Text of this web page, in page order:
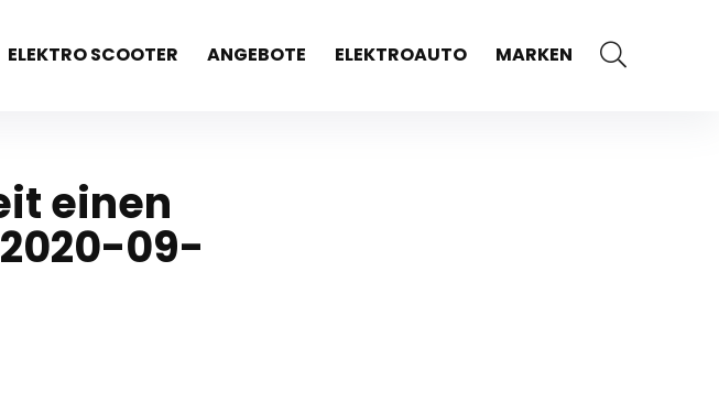
ELEKTRO SCOOTER ANGEBOTE ELEKTROAUTO MARKEN
einen
09-